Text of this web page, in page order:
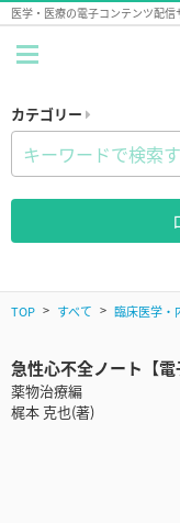
医学・医療の電子コンテンツ配信
カテゴリー
TOP すべて 臨床医学・
急性心不全ノート【電
薬物治療編
梶本 克也(著)